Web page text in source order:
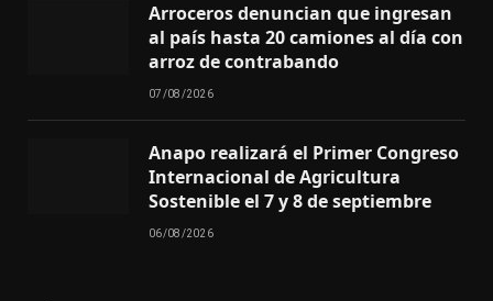
Arroceros denuncian que ingresan
al país hasta 20 camiones al día con
arroz de contrabando
07/08/2026
Anapo realizará el Primer Congreso
Internacional de Agricultura
Sostenible el 7 y 8 de septiembre
06/08/2026